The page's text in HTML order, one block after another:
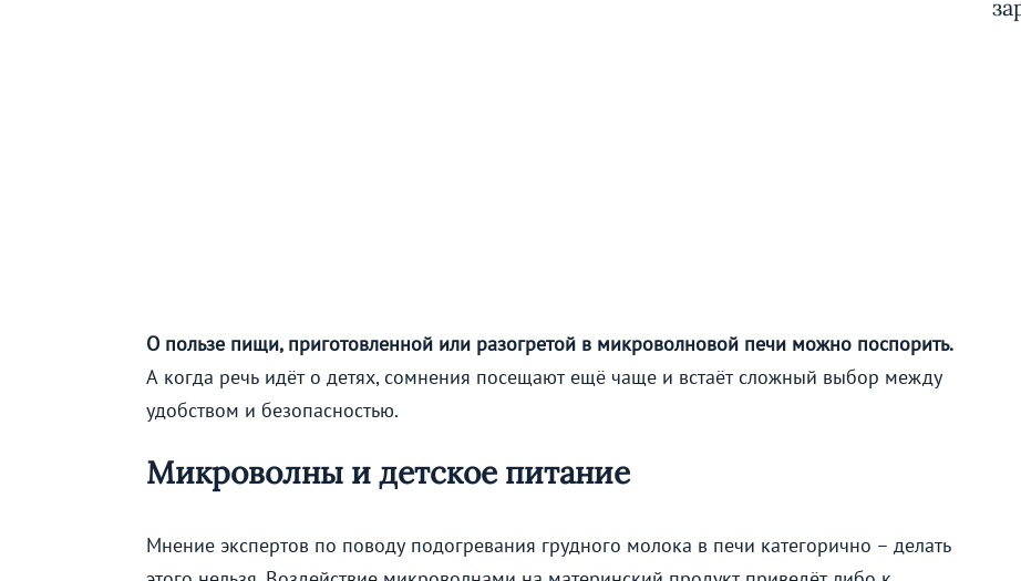
О пользе пищи, приготовленной или разогретой в микроволновой печи можно поспорить.
А когда речь идёт о детях, сомнения посещают ещё чаще и встаёт сложный выбор между
удобством и безопасностью.
Микроволны и детское питание
Мнение экспертов по поводу подогревания грудного молока в печи категорично – делать